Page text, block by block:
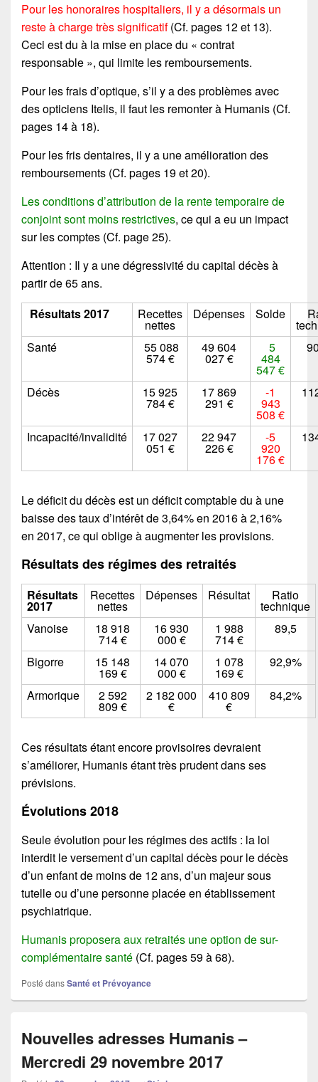
Pour les honoraires hospitaliers, il y a désormais un
reste à charge très significatif(Cf. pages 12 et 13).
Ceci est du à la mise en place du « contrat
responsable », qui limite les remboursements.
Pour les frais d’optique, s’il y a des problèmes avec
des opticiens Itelis, il faut les remonter à Humanis (Cf.
pages 14 à 18).
Pour les fris dentaires, il y a une amélioration des
remboursements (Cf. pages 19 et 20).
Les conditions d’attribution de la rente temporaire de
conjoint sont moins restrictives, ce qui a eu un impact
sur les comptes (Cf. page 25).
Attention : Il y a une dégressivité du capital décès à
partir de 65 ans.
Résultats 2017
Recettes
nettes
Dépenses Solde
Santé
55 088
574 €
49 604
027 €
5
484
547 €
Décès 15 925
784 €
17 869
291 €
-1
943
508 €
Incapacité/invalidité 17 027
051 €
22 947
226 €
-5
920
176 €
Le déficit du décès est un déficit comptable du à une
baisse des taux d’intérêt de 3,64% en 2016 à 2,16%
en 2017, ce qui oblige à augmenter les provisions.
Résultats des régimes des retraités
Résultats
2017
Recettes
nettes
Dépenses Résultat Ratio
technique
Vanoise
18 918
714 €
16 930
000 €
1 988
714 €
89,5
Bigorre 15 148
169 €
14 070
000 €
1 078
169 €
92,9%
Armorique 2 592
809 €
2 182 000
€
410 809
€
84,2%
Ces résultats étant encore provisoires devraient
s’améliorer, Humanis étant très prudent dans ses
prévisions.
Évolutions 2018
Seule évolution pour les régimes des actifs : la loi
interdit le versement d’un capital décès pour le décès
d’un enfant de moins de 12 ans, d’un majeur sous
tutelle ou d’une personne placée en établissement
psychiatrique.
Humanis proposera aux retraités une option de sur-
complémentaire santé (Cf. pages 59 à 68).
Posté dansSanté et Prévoyance
Nouvelles adresses Humanis –
Mercredi 29 novembre 2017